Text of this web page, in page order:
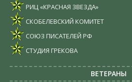
РИЦ «КРАСНАЯ ЗВЕЗДА»
СКОБЕЛЕВСКИЙ КОМИТЕТ
СОЮЗ ПИСАТЕЛЕЙ РФ
СТУДИЯ ГРЕКОВА
ВЕТЕРАНЫ